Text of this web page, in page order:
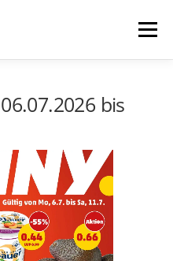
Menü
NORMA REWE
bis